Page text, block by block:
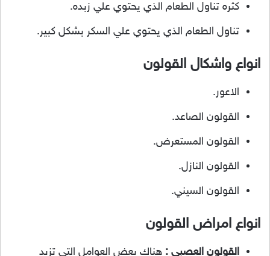
كثره تناول الطعام الذي يحتوي علي زبده.
تناول الطعام الذي يحتوي علي السكر بشكل كبير.
انواع واشكال القولون
الاعور.
القولون الصاعد.
القولون المستعرض.
القولون النازل.
القولون السيني.
انواع امراض القولون
القولون العصبي : هناك بعض العوامل التي تزيد